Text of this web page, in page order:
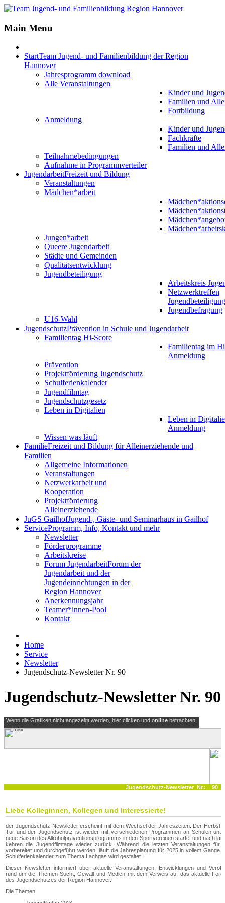
Main Menu
StartTeam Jugend- und Familienbildung der Region
Hannover
Jahresprogramm download
Alle Veranstaltungen
Kinder und
Familien und
Fortbildung
Anmeldung
Kinder und
Fachkräfte
Familien und
Teilnahmebedingungen
Aufnahme in Programmverteiler
JugendarbeitFreizeit und Bildung
Veranstaltungen
Mädchen*arbeit
Jungen*arbeit
Queere Jugendarbeit
Städte und Gemeinden
Qualitätsentwicklung
Jugendbeteiligung
Arbeitskreis
Netzwerktreffen
Jugendbeteiligung
Jugendbefragung
U16-Wahl
JugendschutzPrävention in Schule und Jugendarbeit
Familientag Hi-Score
Familientag im
Anmeldung
Prävention
Projektförderung Jugendschutz
Schulferienkalender
Jugendfilmtag
Jugendschutzgesetz
Leben in Digitalien
Leben in
Anmeldung
Wissen was läuft
FamilieFreizeit und Bildung für Alleinerziehende und
Familien
Allgemeine Informationen
Veranstaltungen
Netzwerkarbeit und
Kooperation
Projektförderung
Alleinerziehende
JuGS GailhofJugend-, Gäste- und Seminarhaus in Gailhof
ServiceProgramm, Info, Kontakt und mehr
Newsletter
Förderprogramme
Arbeitskreise
Forum JugendarbeitForum der
Jugendarbeit und der
Jugendeinrichtungen in der
Region Hannover
Anerkennungsjahr
Teamer*innen-Pool
Kontakt
Home
Service
Newsletter
Jugendschutz-Newsletter Nr. 90
Jugendschutz-Newsletter Nr. 90